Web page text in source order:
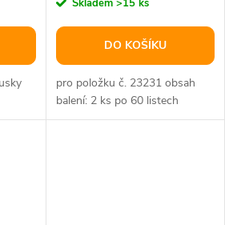
Skladem >15 ks
DO KOŠÍKU
pro položku č. 23231 obsah
balení: 2 ks po 60 listech